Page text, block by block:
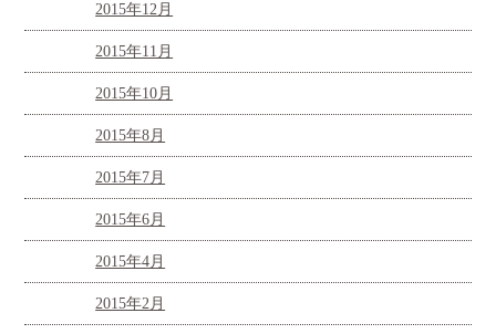
2015年12月
2015年11月
2015年10月
2015年8月
2015年7月
2015年6月
2015年4月
2015年2月